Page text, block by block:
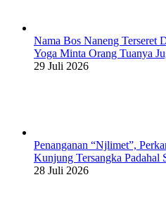
Nama Bos Naneng Terseret
Yoga Minta Orang Tuanya
29 Juli 2026
Penanganan “Njlimet”,
Kunjung Tersangka Padahal
28 Juli 2026